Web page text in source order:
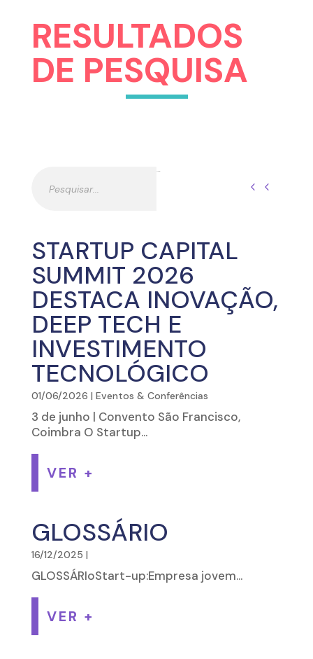
RESULTADOS
DE PESQUISA
STARTUP CAPITAL
SUMMIT 2026
DESTACA INOVAÇÃO,
DEEP TECH E
INVESTIMENTO
TECNOLÓGICO
01/06/2026 | Eventos & Conferências
3 de junho | Convento São Francisco,
Coimbra O Startup...
VER +
GLOSSÁRIO
16/12/2025 |
GLOSSÁRIoStart-up:Empresa jovem...
VER +